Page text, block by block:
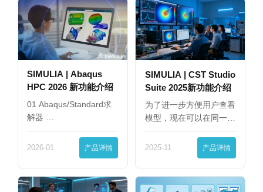
SIMULIA | Abaqus
HPC 2026 新功能介绍
01 Abaqus/Standard求
解器 …
2026-01 产品详情
SIMULIA | CST Studio
Suite 2025新功能介绍
为了进一步方便用户查看
模型，现在可以在同一
2025-11 产品详情